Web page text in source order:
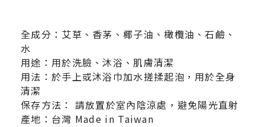
全成分：艾草、香茅、椰子油、橄欖油、石鹼、
水
用途：用於洗臉、沐浴、肌膚清潔
用法：於手上或沐浴巾加水搓揉起泡，用於全身
清潔
保存方法： 請放置於室內陰涼處，避免陽光直射
產地：台灣 Made in Taiwan